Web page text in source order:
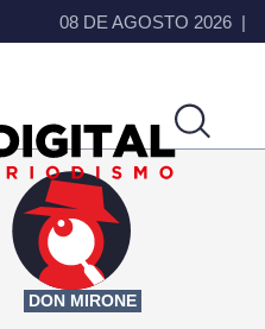
08 DE AGOSTO 2026
DON MIRONE